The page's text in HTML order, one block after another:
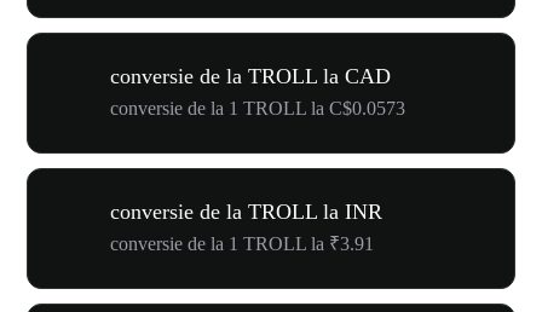
conversie de la TROLL la CAD
conversie de la 1 TROLL la C$0.0573
conversie de la TROLL la INR
conversie de la 1 TROLL la ₹3.91